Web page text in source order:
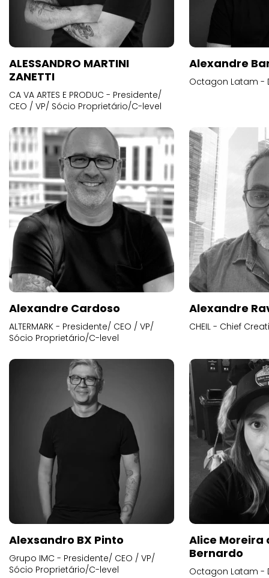
ALESSANDRO MARTINI
ZANETTI
CA VA ARTES E PRODUC - Presidente/
CEO / VP/ Sócio Proprietário/C-level
Alexandre
Octagon Latam -
Alexandre Cardoso
ALTERMARK - Presidente/ CEO / VP/
Sócio Proprietário/C-level
Alexandre
CHEIL - Chief
Alexsandro BX Pinto
Grupo IMC - Presidente/ CEO / VP/
Sócio Proprietário/C-level
Alice
Bernardo
Octagon Latam -